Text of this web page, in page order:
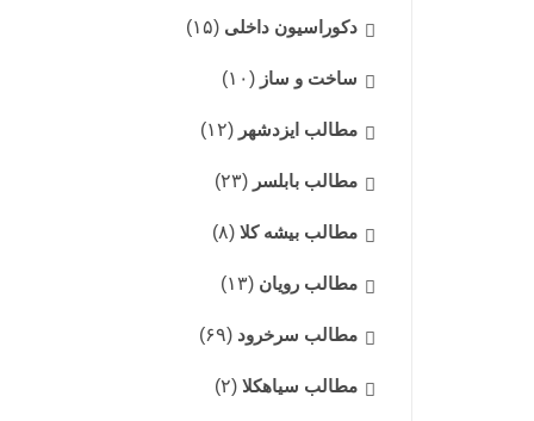
دکوراسیون داخلی (۱۵)
ساخت و ساز (۱۰)
مطالب ایزدشهر (۱۲)
مطالب بابلسر (۲۳)
مطالب بیشه کلا (۸)
مطالب رویان (۱۳)
مطالب سرخرود (۶۹)
مطالب سیاهکلا (۲)